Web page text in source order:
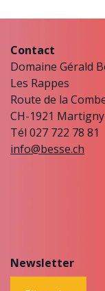
Contact
Domaine Gérald
Les Rappes
Route de la
CH-1921
Tél 027 722 78 81
info@besse.ch
Newsletter